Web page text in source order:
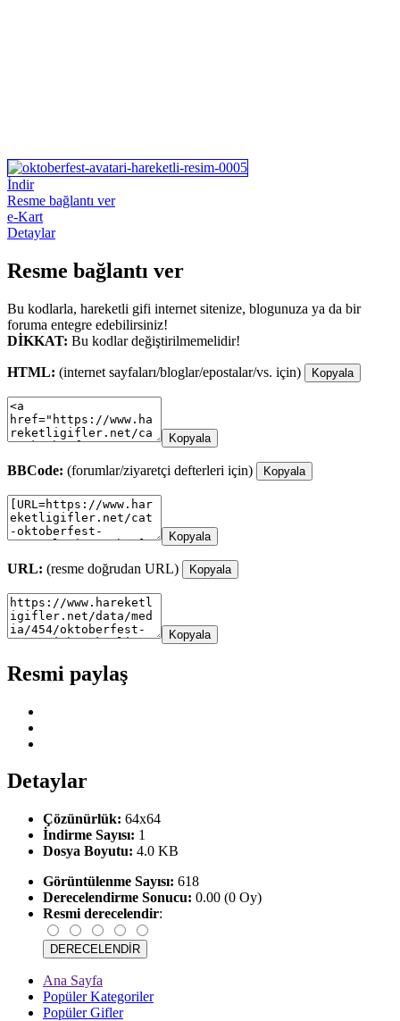
İndir
Resme bağlantı ver
e-Kart
Detaylar
Resme bağlantı ver
Bu kodlarla, hareketli gifi internet sitenize, blogunuza ya da bir
foruma entegre edebilirsiniz!
DİKKAT: Bu kodlar değiştirilmemelidir!
HTML: (internet sayfaları/bloglar/epostalar/vs. için) Kopyala
Kopyala
BBCode: (forumlar/ziyaretçi defterleri için) Kopyala
Kopyala
URL: (resme doğrudan URL) Kopyala
Kopyala
Resmi paylaş
Detaylar
Çözünürlük: 64x64
İndirme Sayısı: 1
Dosya Boyutu: 4.0 KB
Görüntülenme Sayısı: 618
Derecelendirme Sonucu: 0.00 (0 Oy)
Resmi derecelendir:
Ana Sayfa
Popüler Kategoriler
Popüler Gifler